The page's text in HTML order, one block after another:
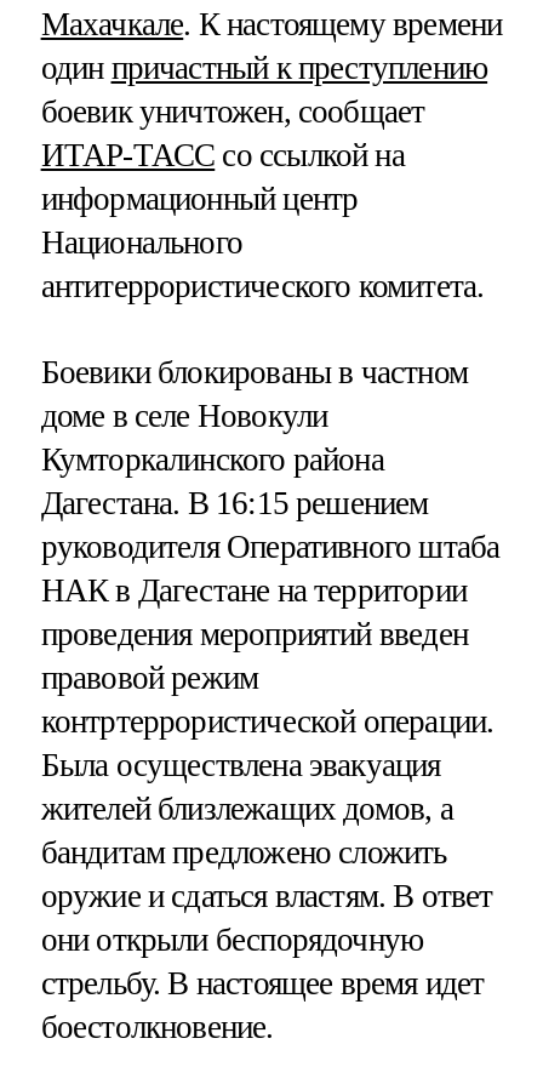
Махачкале. К настоящему времени
один причастный к преступлению
боевик уничтожен, сообщает
ИТАР-ТАСС со ссылкой на
информационный центр
Национального
антитеррористического комитета.
Боевики блокированы в частном
доме в селе Новокули
Кумторкалинского района
Дагестана. В 16:15 решением
руководителя Оперативного штаба
НАК в Дагестане на территории
проведения мероприятий введен
правовой режим
контртеррористической операции.
Была осуществлена эвакуация
жителей близлежащих домов, а
бандитам предложено сложить
оружие и сдаться властям. В ответ
они открыли беспорядочную
стрельбу. В настоящее время идет
боестолкновение.